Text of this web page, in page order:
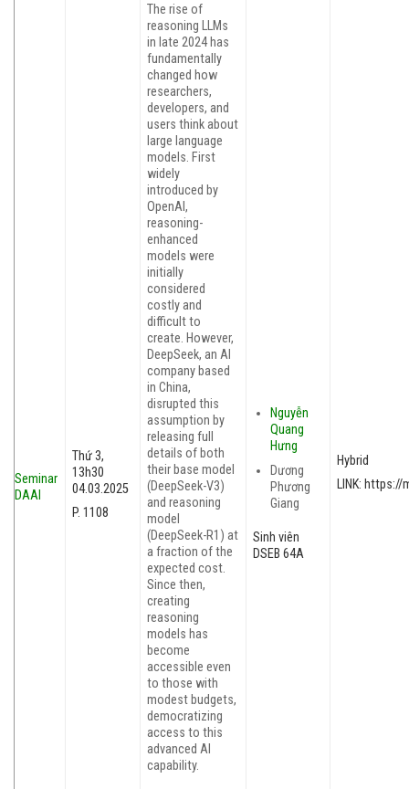
Seminar
DAAI
Thứ 3,
13h30
04.03.2025
P. 1108
The rise of
reasoning LLMs
in late 2024 has
fundamentally
changed how
researchers,
developers, and
users think about
large language
models. First
widely
introduced by
OpenAI,
reasoning-
enhanced
models were
initially
considered
costly and
difficult to
create. However,
DeepSeek, an AI
company based
in China,
disrupted this
assumption by
releasing full
details of both
their base model
(DeepSeek-V3)
and reasoning
model
(DeepSeek-R1) at
a fraction of the
expected cost.
Since then,
creating
reasoning
models has
become
accessible even
to those with
modest budgets,
democratizing
access to this
advanced AI
capability.
Nguyễn
Quang
Hưng
Dương
Phương
Giang
Sinh viên
DSEB 64A
Hybrid
LINK: